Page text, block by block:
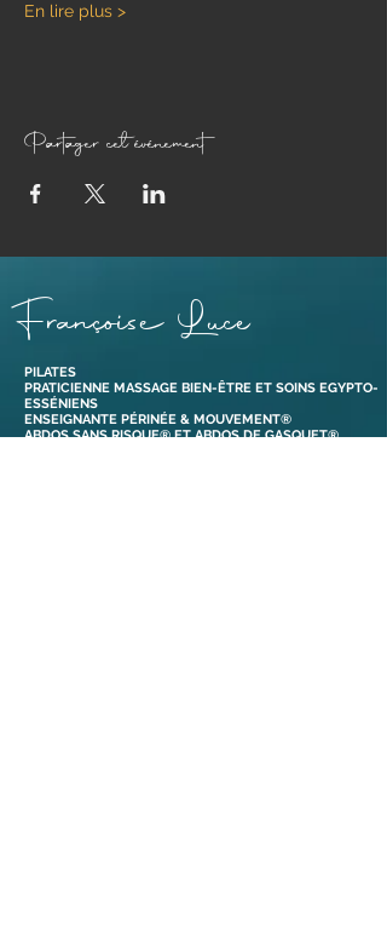
En lire plus >
Partager cet événement
Françoise Luce
PILATES
PRATICIENNE MASSAGE BIEN-ÊTRE ET SOINS EGYPTO-
ESSÉNIENS
ENSEIGNANTE PÉRINÉE & MOUVEMENT®
ABDOS SANS RISQUE® ET ABDOS DE GASQUET®